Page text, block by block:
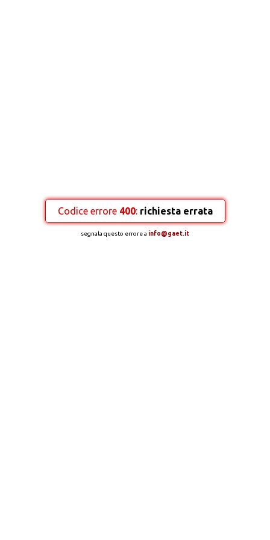
Codice errore 400: richiesta errata
segnala questo errore a info@gaet.it